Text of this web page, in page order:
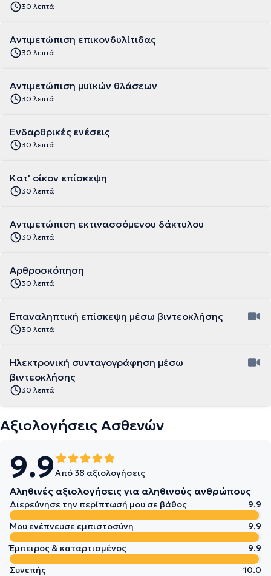
30 λεπτά
Αντιμετώπιση επικονδυλίτιδας
30 λεπτά
Αντιμετώπιση μυϊκών θλάσεων
30 λεπτά
Ενδαρθρικές ενέσεις
30 λεπτά
Κατ' οίκον επίσκεψη
30 λεπτά
Αντιμετώπιση εκτινασσόμενου δάκτυλου
30 λεπτά
Αρθροσκόπηση
30 λεπτά
Επαναληπτική επίσκεψη μέσω βιντεοκλήσης
30 λεπτά
Ηλεκτρονική συνταγογράφηση μέσω
βιντεοκλήσης
30 λεπτά
Αξιολογήσεις Ασθενών
9.9Από 38 αξιολογήσεις
Αληθινές αξιολογήσεις για αληθινούς ανθρώπους
Διερεύνησε την περίπτωσή μου σε βάθος
9.9
Μου ενέπνευσε εμπιστοσύνη
9.9
Έμπειρος & καταρτισμένος
9.9
Συνεπής
10.0